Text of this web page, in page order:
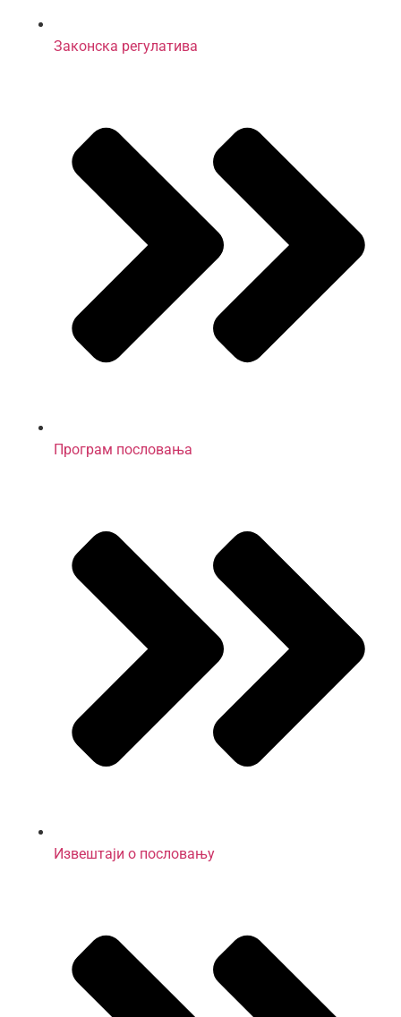
Законска регулатива
Програм пословања
Извештаји о пословању